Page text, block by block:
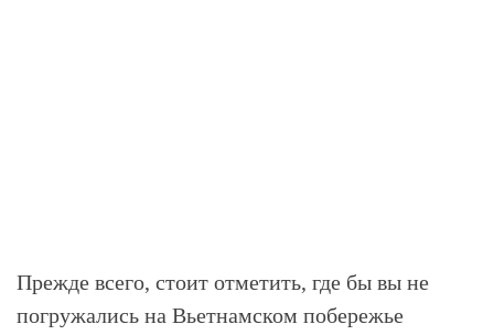
Прежде всего, стоит отметить, где бы вы не
погружались на Вьетнамском побережье